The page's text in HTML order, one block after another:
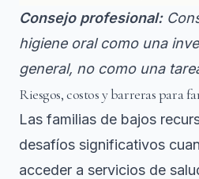
Consejo profesional:
higiene oral como una
general, no como una
Riesgos, costos y barreras para
Las familias de bajos
desafíos significativos
acceder a servicios de